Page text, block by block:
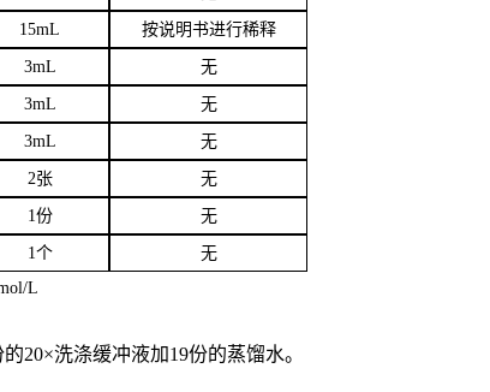
15mL 按说明书进行稀释
3mL 无
3mL 无
3mL 无
2张 无
1份 无
1个
无
L
20×洗涤缓冲液加19份的蒸馏水。